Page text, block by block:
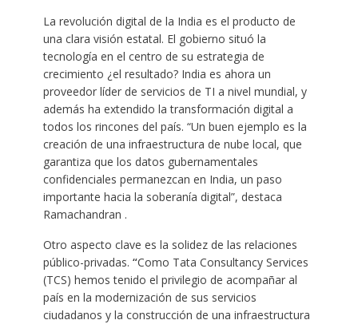
La revolución digital de la India es el producto de
una clara visión estatal. El gobierno situó la
tecnología en el centro de su estrategia de
crecimiento ¿el resultado? India es ahora un
proveedor líder de servicios de TI a nivel mundial, y
además ha extendido la transformación digital a
todos los rincones del país. “Un buen ejemplo es la
creación de una infraestructura de nube local, que
garantiza que los datos gubernamentales
confidenciales permanezcan en India, un paso
importante hacia la soberanía digital”, destaca
Ramachandran .
Otro aspecto clave es la solidez de las relaciones
público-privadas. “Como Tata Consultancy Services
(TCS) hemos tenido el privilegio de acompañar al
país en la modernización de sus servicios
ciudadanos y la construcción de una infraestructura